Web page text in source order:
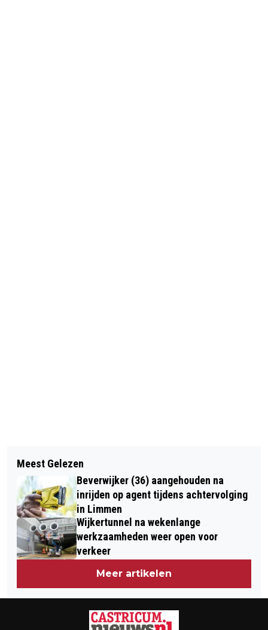
4 MILJOEN OP POSTCODE 1911 IN
UITGEEST
ROND DE 3500 KINDEREN VAN START
VOOR MINI DAM TOT DAMLOOP
Meest Gelezen
Beverwijker (36) aangehouden na
inrijden op agent tijdens achtervolging
in Limmen
Wijkertunnel na wekenlange
werkzaamheden weer open voor
verkeer
Meer artikelen